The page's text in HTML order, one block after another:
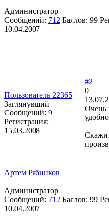
Администратор
Сообщений: 712 Баллов: 99
10.04.2007
Пользователь 22365
Заглянувший
Сообщений: 9
Регистрация:
15.03.2008
#2
0
Очень
Артем Рябинков
Администратор
Сообщений: 712 Баллов: 99
10.04.2007